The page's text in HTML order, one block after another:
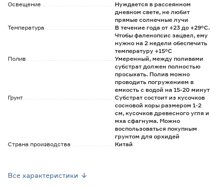
Товар продается в ассортименте. Наличие конкретного
вида вы сможете узнать в магазине.
Освещение
Нуждается в рассеянном
дневном свете, не любит
прямые солнечные лучи
Температура
В течение года от +23 до +29°С.
Чтобы фаленопсис зацвел, ему
нужно на 2 недели обеспечить
температуру +15°С
Полив
Умеренный, между поливами
субстрат должен полностью
просыхать. Полив можно
проводить погружением в
емкость с водой на 15-20 минут
Грунт
Субстрат состоит из кусочков
сосновой коры размером 1-2
см, кусочков древесного угля и
мха сфагнума. Можно
воспользоваться покупным
грунтом для орхидей
Страна производства
Китай
Все характеристики